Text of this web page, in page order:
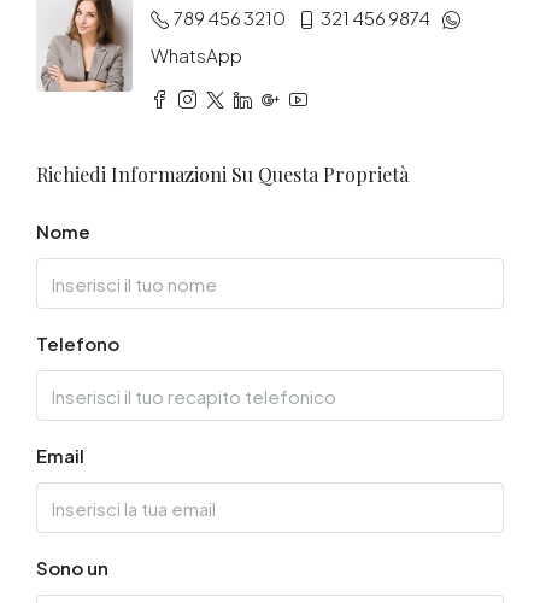
789 456 3210
321 456 9874
WhatsApp
Richiedi Informazioni Su Questa Proprietà
Nome
Telefono
Email
Sono un